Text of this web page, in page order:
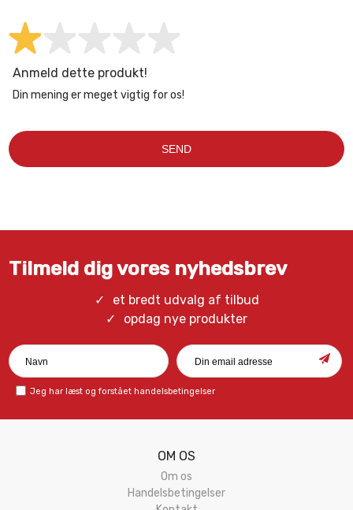
Anmeld dette produkt!
Din mening er meget vigtig for os!
Tilmeld dig vores nyhedsbrev
et bredt udvalg af tilbud
opdag nye produkter
Jeg har læst og forstået handelsbetingelser
OM OS
Om os
Handelsbetingelser